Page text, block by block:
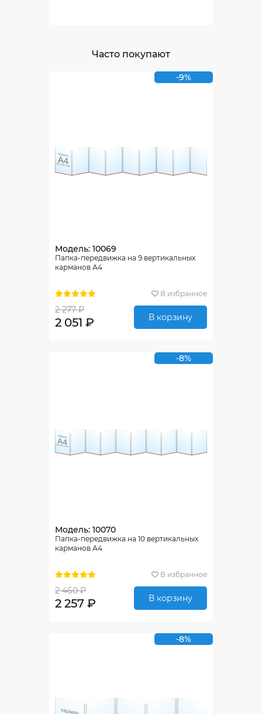
Часто покупают
-9%
Модель: 10069
Папка-передвижка на 9 вертикальных
карманов А4
В избранное
2 277 ₽
2 051 ₽ В корзину
-8%
Модель: 10070
Папка-передвижка на 10 вертикальных
карманов А4
В избранное
2 460 ₽
2 257 ₽ В корзину
-8%